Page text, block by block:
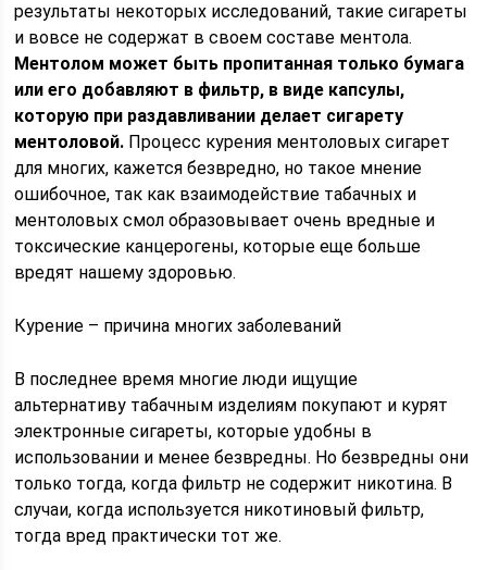
результаты некоторых исследований, такие сигареты
и вовсе не содержат в своем составе ментола.
Ментолом может быть пропитанная только бумага
или его добавляют в фильтр, в виде капсулы,
которую при раздавливании делает сигарету
ментоловой. Процесс курения ментоловых сигарет
для многих, кажется безвредно, но такое мнение
ошибочное, так как взаимодействие табачных и
ментоловых смол образовывает очень вредные и
токсические канцерогены, которые еще больше
вредят нашему здоровью.
Курение – причина многих заболеваний
В последнее время многие люди ищущие
альтернативу табачным изделиям покупают и курят
электронные сигареты, которые удобны в
использовании и менее безвредны. Но безвредны они
только тогда, когда фильтр не содержит никотина. В
случаи, когда используется никотиновый фильтр,
тогда вред практически тот же.